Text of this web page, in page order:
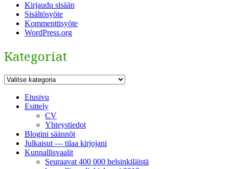
Kirjaudu sisään
Sisältösyöte
Kommenttisyöte
WordPress.org
Kategoriat
Kategoriat
Etusivu
Esittely
CV
Yhteystiedot
Blogini säännöt
Julkaisut — tilaa kirjojani
Kunnallisvaalit
Seuraavat 400 000 helsinkiläistä